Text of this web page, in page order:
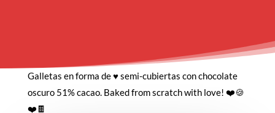
Galletas en forma de ♥ semi-cubiertas con chocolate
oscuro 51% cacao. Baked from scratch with love! ❤️🍪
❤️🍫